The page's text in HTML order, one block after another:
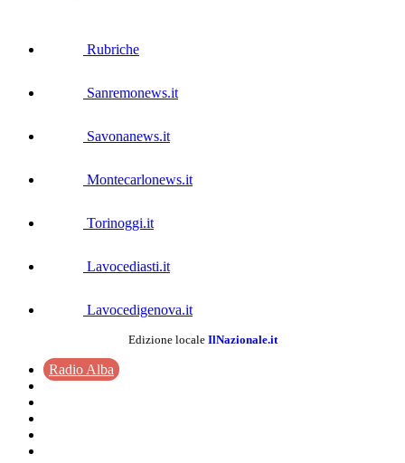
Rubriche
Sanremonews.it
Savonanews.it
Montecarlonews.it
Torinoggi.it
Lavocediasti.it
Lavocedigenova.it
Edizione locale IlNazionale.it
Radio Alba